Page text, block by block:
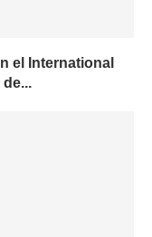
el International